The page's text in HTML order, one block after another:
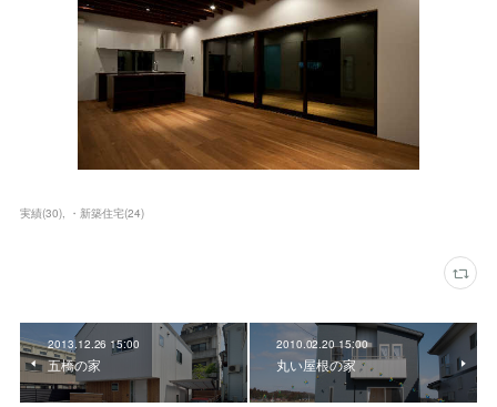
実績(30) ・新築住宅(24)
2013.12.26 15:00
五橋の家
2010.02.20 15:00
丸い屋根の家